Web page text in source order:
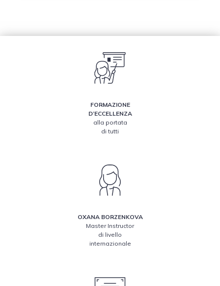
FORMAZIONE
D’ECCELLENZA
alla portata
di tutti
OXANA BORZENKOVA
Master Instructor
di livello
internazionale